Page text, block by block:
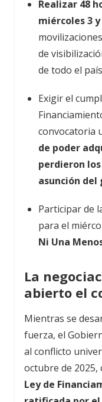
Realizar 48
miércoles 3
de
de todo el
Exigir el
convocatoria
de poder
perdieron
asunción del
Participar de
para el
Ni Una
La
abierto el
Mientras se
fuerza, el
al conflicto
octubre de 2025,
Ley de